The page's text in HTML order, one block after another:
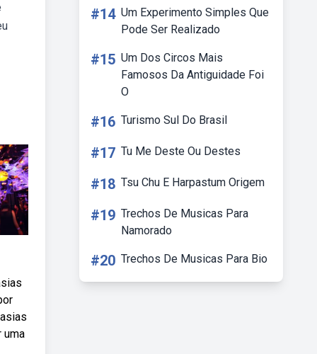
uma
#14 Um Experimento Simples Que
Pode Ser Realizado
#15 Um Dos Circos Mais
Famosos Da Antiguidade Foi
O
#16 Turismo Sul Do Brasil
#17 Tu Me Deste Ou Destes
#18 Tsu Chu E Harpastum Origem
#19 Trechos De Musicas Para
Namorado
#20 Trechos De Musicas Para Bio